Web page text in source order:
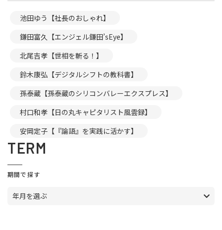
池田ゆう【社長のおしゃれ】
鎌田富久【エンジェル鎌田’sEye】
北尾吉孝【世相を斬る！】
鈴木康弘【デジタルシフトの教科書】
孫泰蔵【孫泰蔵のシリコンバレーエクスプレス】
村口和孝【日の丸キャピタリスト風雲録】
安岡定子【『論語』を実践に活かす】
TERM
期間で探す
年月を選ぶ